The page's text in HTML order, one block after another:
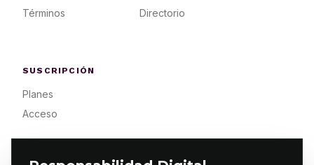
Términos
Directorio
SUSCRIPCIÓN
Planes
Acceso